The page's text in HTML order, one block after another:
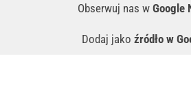
Obserwuj nas w Google
Dodaj jako źródło w